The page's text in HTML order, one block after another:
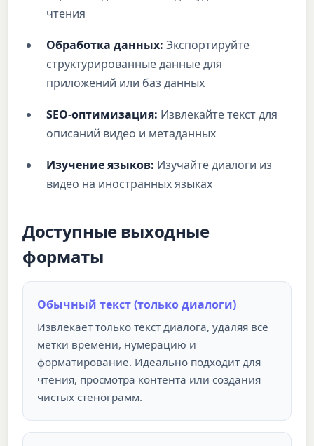
чтения
Обработка данных: Экспортируйте
структурированные данные для
приложений или баз данных
SEO-оптимизация: Извлекайте текст для
описаний видео и метаданных
Изучение языков: Изучайте диалоги из
видео на иностранных языках
Доступные выходные
форматы
Обычный текст (только диалоги)
Извлекает только текст диалога, удаляя все
метки времени, нумерацию и
форматирование. Идеально подходит для
чтения, просмотра контента или создания
чистых стенограмм.